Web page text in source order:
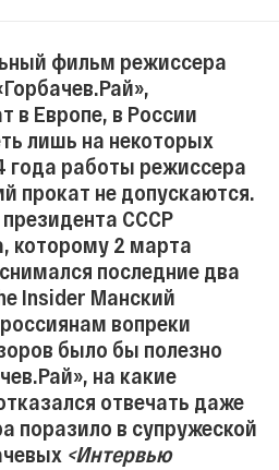
фильм режиссера
в Европе, в России
лишь на некоторых
года работы режиссера
прокат не допускаются.
СССР
которому 2 марта
последние два
Insider Манский
вопреки
было бы полезно
на какие
отвечать даже
поразило в супружеской
<Интервью